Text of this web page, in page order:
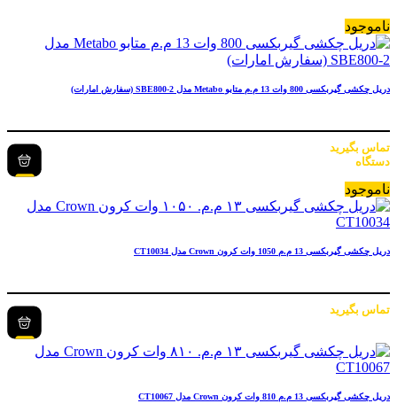
ناموجود
دریل چکشی گیربکسی 800 وات 13 م.م متابو Metabo مدل SBE800-2 (سفارش امارات)
تماس بگیرید
دستگاه
ناموجود
دریل چکشی گیربکسی 13 م.م 1050 وات کرون Crown مدل CT10034
تماس بگیرید
دریل چکشی گیربکسی 13 م.م 810 وات کرون Crown مدل CT10067